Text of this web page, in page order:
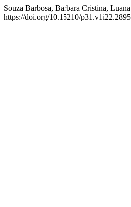
Souza Barbosa, Barbara Cristina,
https://doi.org/10.15210/